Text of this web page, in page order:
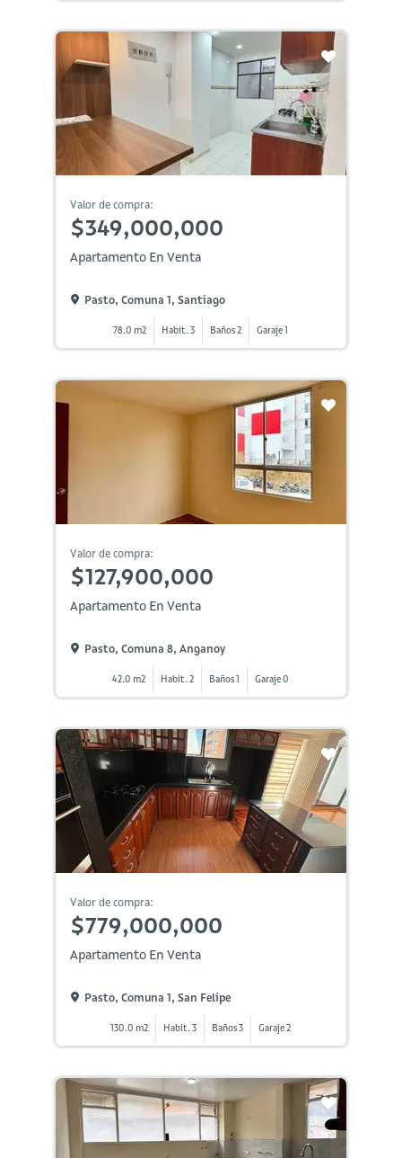
Valor de compra:
$349,000,000
Apartamento En Venta
Pasto, Comuna 1, Santiago
78.0 m2 Habit. 3 Baños 2 Garaje 1
Valor de compra:
$127,900,000
Apartamento En Venta
Pasto, Comuna 8, Anganoy
42.0 m2 Habit. 2 Baños 1 Garaje 0
Valor de compra:
$779,000,000
Apartamento En Venta
Pasto, Comuna 1, San Felipe
130.0 m2 Habit. 3 Baños 3 Garaje 2